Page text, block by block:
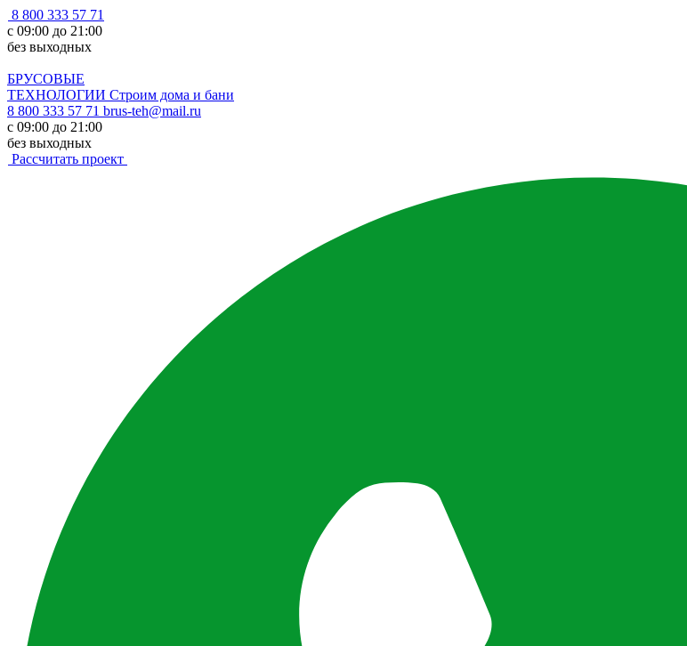
8 800 333 57 71
с 09:00 до 21:00
без выходных
БРУСОВЫЕ
ТЕХНОЛОГИИ Строим дома и бани
8 800 333 57 71 brus-teh@mail.ru
с 09:00 до 21:00
без выходных
Рассчитать проект